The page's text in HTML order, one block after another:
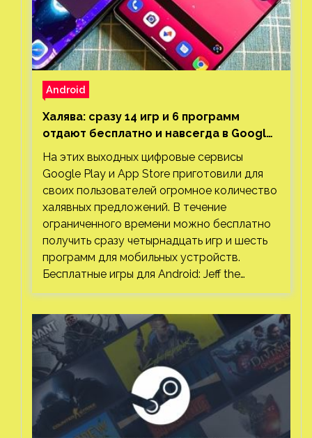
Android
Халява: сразу 14 игр и 6 программ
отдают бесплатно и навсегда в Google
Play и App Store. Есть проект с 1 млн
загрузок
На этих выходных цифровые сервисы
Google Play и App Store приготовили для
своих пользователей огромное количество
халявных предложений. В течение
ограниченного времени можно бесплатно
получить сразу четырнадцать игр и шесть
программ для мобильных устройств.
Бесплатные игры для Android: Jeff the…